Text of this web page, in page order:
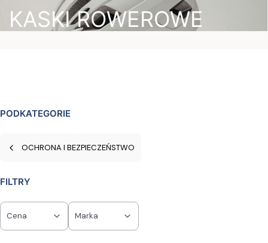
KASKI ROWEROWE
PODKATEGORIE
OCHRONA I BEZPIECZEŃSTWO
FILTRY
Cena Marka